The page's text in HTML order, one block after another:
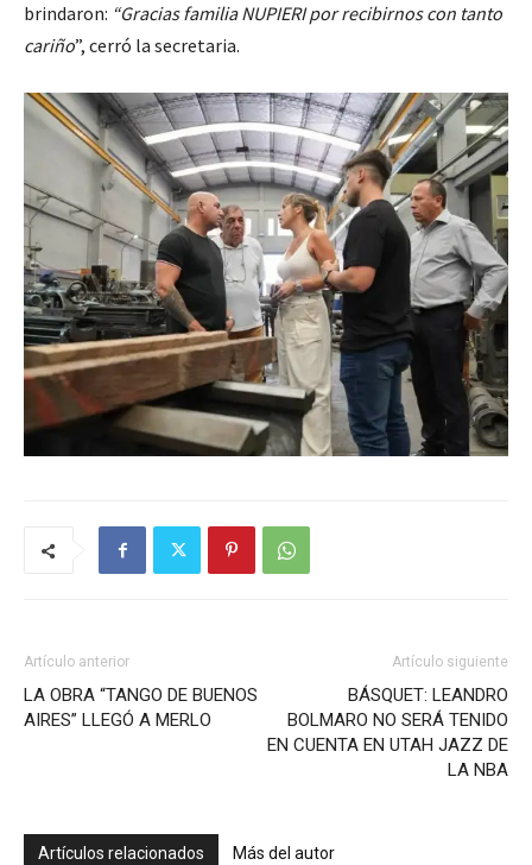
brindaron: “Gracias familia NUPIERI por recibirnos con tanto
cariño”, cerró la secretaria.
Artículo anterior
LA OBRA “TANGO DE BUENOS
AIRES” LLEGÓ A MERLO
Artículo siguiente
BÁSQUET: LEANDRO
BOLMARO NO SERÁ TENIDO
EN CUENTA EN UTAH JAZZ DE
LA NBA
Artículos relacionados Más del autor